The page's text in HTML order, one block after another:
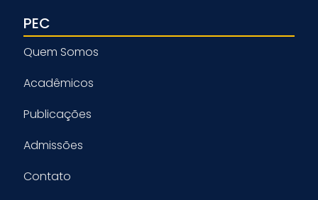
PEC
Quem Somos
Acadêmicos
Publicações
Admissões
Contato